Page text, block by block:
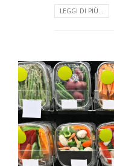
LEGGI DI PIÙ...